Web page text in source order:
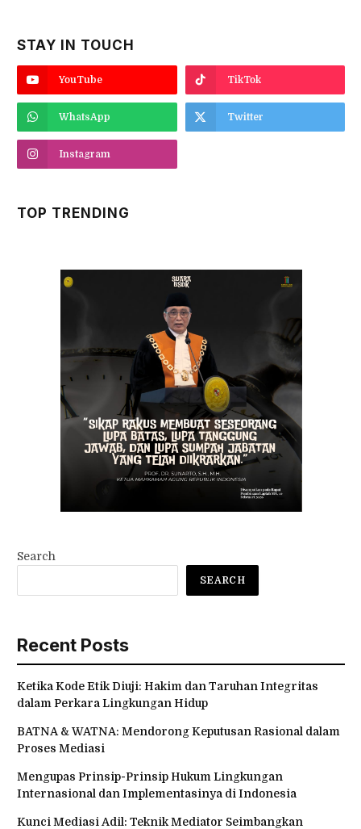
STAY IN TOUCH
YouTube TikTok
WhatsApp Twitter
Instagram
TOP TRENDING
Search
SEARCH
Recent Posts
Ketika Kode Etik Diuji: Hakim dan Taruhan Integritas
dalam Perkara Lingkungan Hidup
BATNA & WATNA: Mendorong Keputusan Rasional dalam
Proses Mediasi
Mengupas Prinsip-Prinsip Hukum Lingkungan
Internasional dan Implementasinya di Indonesia
Kunci Mediasi Adil: Teknik Mediator Seimbangkan